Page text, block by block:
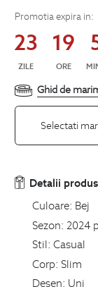
Promotia expira in:
23
ZILE
19
ORE
Ghid de
Selectati
Detalii produs
Culoare: Bej
Sezon: 2024
Stil: Casual
Corp: Slim
Desen: Uni